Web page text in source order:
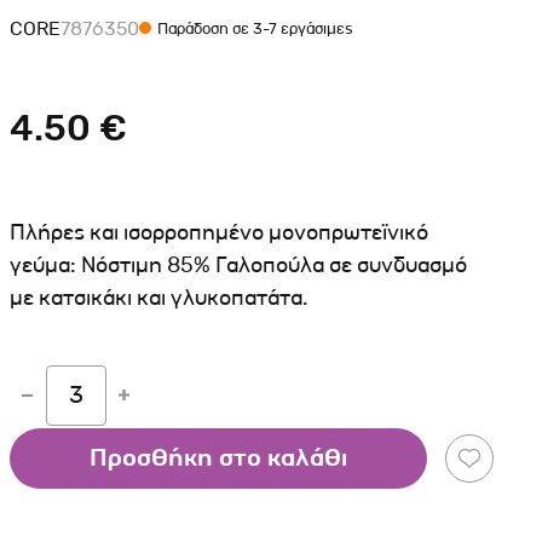
Εκπαίδευση Σκύλου
Ταυτότητες Γάτας
CORE7876350 Παράδοση σε 3-7 εργάσιμες
4.50 €
Πλήρες και ισορροπημένο μονοπρωτεϊνικό
γεύμα: Nόστιμη 85% Γαλοπούλα σε συνδυασμό
με κατσικάκι και γλυκοπατάτα.
3
Προσθήκη στο καλάθι